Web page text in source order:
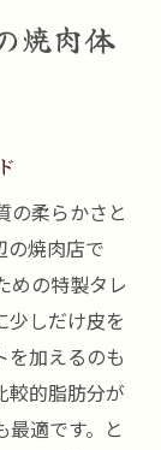
焼肉体
の柔らかさと
の焼肉店で
めの特製タレ
少しだけ皮を
を加えるのも
較的脂肪分が
適です。と